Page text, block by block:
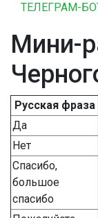
ТЕЛЕГРАМ-
Мини-
Русская фраза
Да
Нет
Спасибо,
большое
спасибо